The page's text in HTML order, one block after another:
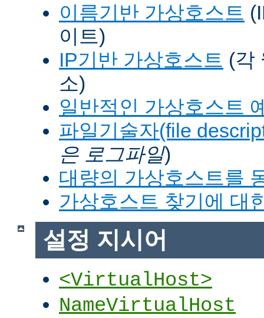
이름기반 가상호스트
이트)
IP기반 가상호스트 (각
소)
일반적인 가상호스트
파일기술자(file
은 로그파일)
대량의 가상호스트를
가상호스트 찾기에 대
설정 지시어
<VirtualHost>
NameVirtualHost